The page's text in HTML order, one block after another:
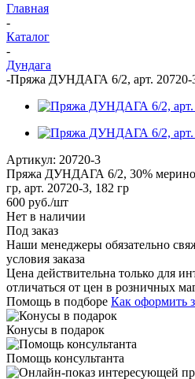
Главная
-
Каталог
-
Дундага
-Пряжа ДУНДАГА 6/2, арт. 20720-
Артикул: 20720-3
Пряжа ДУНДАГА 6/2, 30%
гр, арт. 20720-3, 182 гр
600 руб./шт
Нет в наличии
Под заказ
Наши менеджеры обязательно
условия заказа
Цена действительна только для
отличаться от цен в розничных
Помощь в подборе Как оформить
Конусы в подарок
Помощь консультанта